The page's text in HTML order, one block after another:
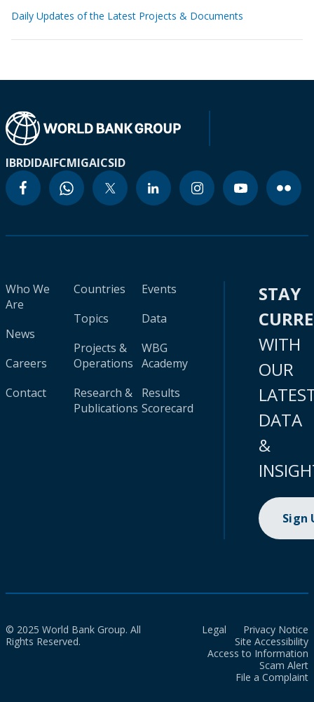
Daily Updates of the Latest Projects & Documents
IBRDIDAIFCMIGAICSID
Who We
Are
News
Careers
Contact
Countries
Topics
Projects &
Operations
Research &
Publications
Events
Data
WBG
Academy
Results
Scorecard
STAY
WITH
OUR
DATA
&
Sign
© 2025 World Bank Group. All
Rights Reserved.
Legal
Privacy Notice
Site Accessibility
Access to Information
Scam Alert
File a Complaint